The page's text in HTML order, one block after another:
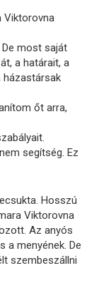
Viktorovna
De most saját
a határait, a
házastársak
őt arra,
segítség. Ez
Hosszú
Viktorovna
Az anyós
a menyének. De
szembeszállni